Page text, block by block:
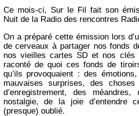
Ce mois-ci, Sur le Fil fait son
Nuit de la Radio des rencontres
On a préparé cette émission lors
de cerveaux à partager nos fonds
nos vieilles cartes SD et nos clés
raconté de quoi ces fonds de
qu’ils provoquaient : des
mauvaises surprises, des
d’enregistrement, des
nostalgie, de la joie d’entendre
(presque) oublié.